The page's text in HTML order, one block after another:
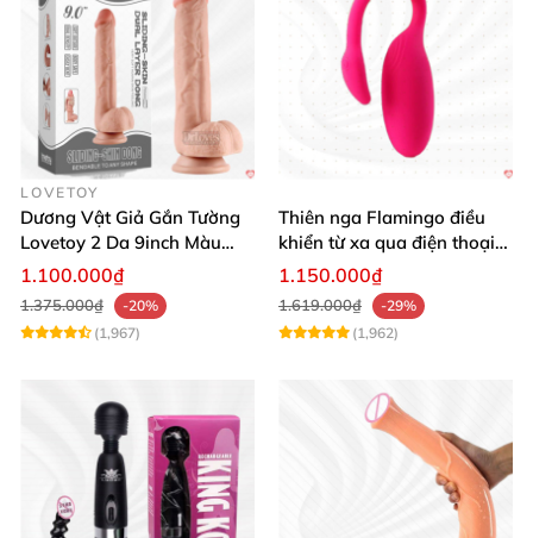
LOVETOY
Dương Vật Giả Gắn Tường
Lovetoy 2 Da 9inch Màu
Flesh Hàng Chính Hãng
1.100.000₫
1.375.000₫
-20%
(1,967)
Thiên nga Flamingo điều
khiển từ xa qua điện thoại
cực dễ dàng
1.150.000₫
1.619.000₫
-29%
(1,962)